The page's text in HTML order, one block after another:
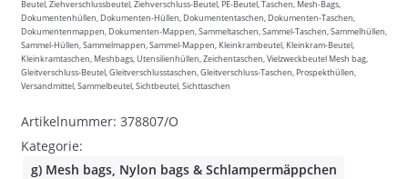
Beutel, Ziehverschlussbeutel, Ziehverschluss-Beutel, PE-Beutel, Taschen, Mesh-Bags,
Dokumentenhüllen, Dokumenten-Hüllen, Dokumententaschen, Dokumenten-Taschen,
Dokumentenmappen, Dokumenten-Mappen, Sammeltaschen, Sammel-Taschen, Sammelhüllen,
Sammel-Hüllen, Sammelmappen, Sammel-Mappen, Kleinkrambeutel, Kleinkram-Beutel,
Kleinkramtaschen, Meshbags, Utensilienhüllen, Zeichentaschen, Vielzweckbeutel Mesh bag,
Gleitverschluss-Beutel, Gleitverschlusstaschen, Gleitverschluss-Taschen, Prospekthüllen,
Versandmittel, Sammelbeutel, Sichtbeutel, Sichttaschen
Artikelnummer: 378807/O
Kategorie:
g) Mesh bags, Nylon bags & Schlampermäppchen